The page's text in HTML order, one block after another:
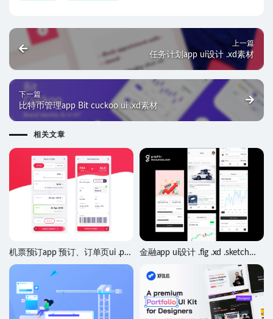
上一篇
任务计划app ui设计 .xd素材
下一篇
比特币管理app Bit cuckoo ui .xd素材
相关文章
机票预订app 预订、订单页ui .psd
素材
金融app ui设计 .fig .xd .sketch